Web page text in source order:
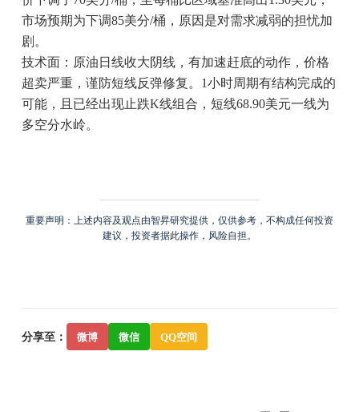
市场预期为下调85美分/桶，原因是对需求减弱的担忧加
剧。
技术面：原油日线收大阴线，有加速赶底的动作，价格
超卖严重，谨防短线反弹修复。1小时周期有结构完成的
可能，且已经出现止跌K线组合，短线68.90美元一线为
多空分水岭。
重要声明：上述内容及观点由智昇研究提供，仅供参考，不构成任何投资
建议，投资者据此操作，风险自担。
分享至： 微博 微信 QQ空间